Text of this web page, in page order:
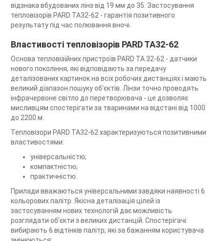
відзнака вбудованих лінз від 19 мм до 35. Застосування
тепловізорів PARD TA32-62 - гарантія позитивного
результату під час полювання вночі.
Властивості тепловізорів PARD TA32-62
Основа тепловізійних пристроїв PARD TA 32-62 - датчики
нового покоління, які відповідають за передачу
деталізованих картинок на всіх робочих дистанціях і мають
великий діапазон пошуку об'єктів. Лінзи точно проводять
інфрачервоне світло до перетворювача - це дозволяє
мисливцям спостерігати за тваринами на відстані від 1000
до 2200 м.
Тепловізори PARD TA32-62 характеризуються позитивними
властивостями:
універсальністю;
компактністю;
практичністю.
Прилади вважаються універсальними завдяки наявності 6
кольорових палітр. Якісна деталізація цілей із
застосуванням нових технологій дає можливість
розглядати об'єкти з великих дистанцій. Спостерігачі
вибирають 6 відтінків палітр, які за бажанням користувача